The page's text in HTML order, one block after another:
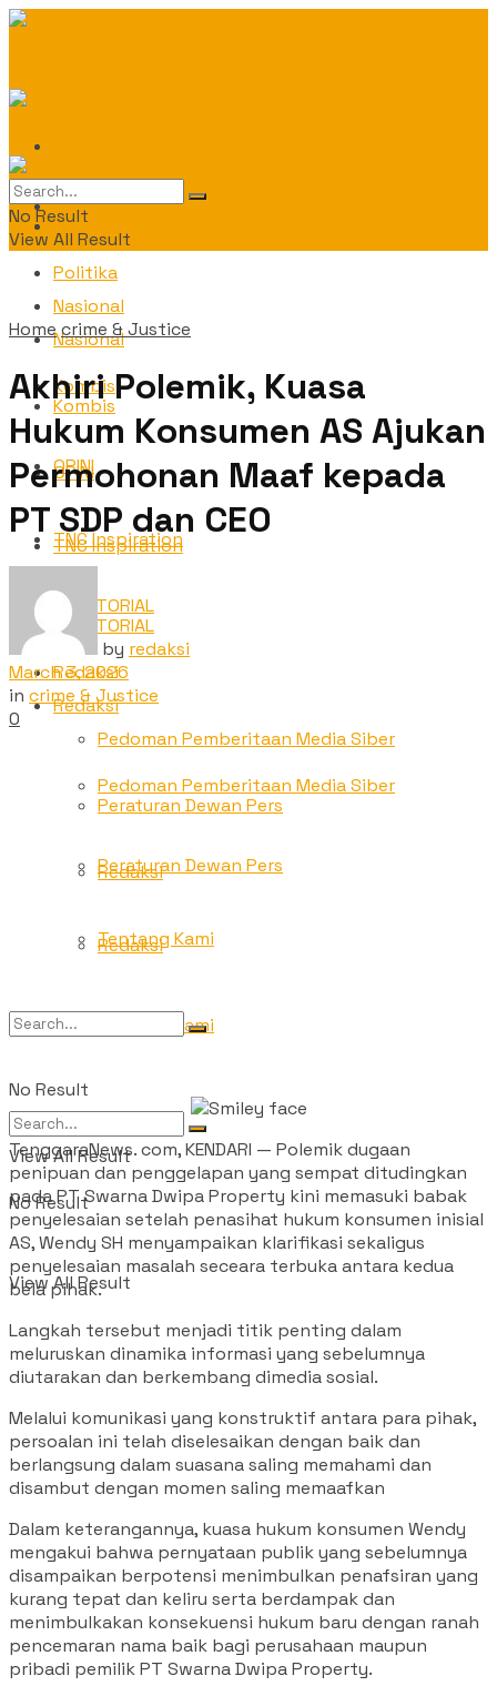
Politika
Nasional
Kombis
OPINI
TNC Inspiration
ADVETORIAL
Redaksi
Pedoman Pemberitaan Media Siber
Peraturan Dewan Pers
Redaksi
Tentang Kami
No Result
View All Result
Daerah
Politika
Nasional
Kombis
OPINI
TNC Inspiration
ADVETORIAL
Redaksi
Pedoman Pemberitaan Media Siber
Peraturan Dewan Pers
Redaksi
Tentang Kami
No Result
View All Result
No Result
View All Result
Homecrime & Justice
Akhiri Polemik, Kuasa
Hukum Konsumen AS Ajukan
Permohonan Maaf kepada
PT SDP dan CEO
by redaksi
March 3, 2026
in crime & Justice
0
TenggaraNews. com, KENDARI — Polemik dugaan
penipuan dan penggelapan yang sempat ditudingkan
pada PT Swarna Dwipa Property kini memasuki babak
penyelesaian setelah penasihat hukum konsumen inisial
AS, Wendy SH menyampaikan klarifikasi sekaligus
penyelesaian masalah seceara terbuka antara kedua
bela pihak.
Langkah tersebut menjadi titik penting dalam
meluruskan dinamika informasi yang sebelumnya
diutarakan dan berkembang dimedia sosial.
Melalui komunikasi yang konstruktif antara para pihak,
persoalan ini telah diselesaikan dengan baik dan
berlangsung dalam suasana saling memahami dan
disambut dengan momen saling memaafkan
Dalam keterangannya, kuasa hukum konsumen Wendy
mengakui bahwa pernyataan publik yang sebelumnya
disampaikan berpotensi menimbulkan penafsiran yang
kurang tepat dan keliru serta berdampak dan
menimbulkakan konsekuensi hukum baru dengan ranah
pencemaran nama baik bagi perusahaan maupun
pribadi pemilik PT Swarna Dwipa Property.